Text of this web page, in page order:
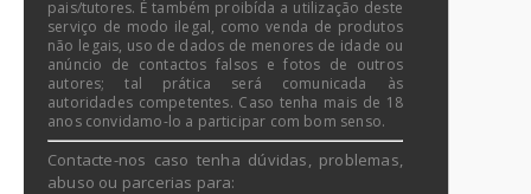
pais/tutores. É também proibída a utilização deste
serviço de modo ilegal, como venda de produtos
não legais, uso de dados de menores de idade ou
anúncio de contactos falsos e fotos de outros
autores; tal prática será comunicada às
autoridades competentes. Caso tenha mais de 18
anos convidamo-lo a participar com bom senso.
Contacte-nos caso tenha dúvidas, problemas,
abuso ou parcerias para: